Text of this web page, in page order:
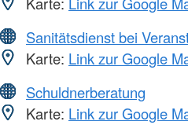
Sanitätsdienst bei
Karte: Link zur Google
Schuldnerberatung
Karte: Link zur Google